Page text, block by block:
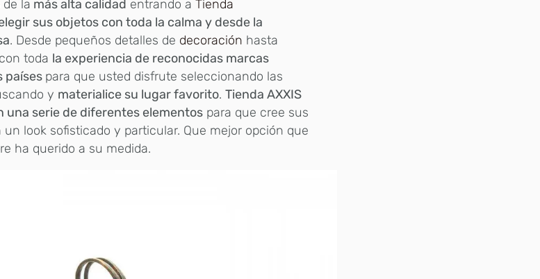
de la más alta calidad entrando aTienda
sus objetos con toda la calma y desde la
. Desde pequeños detalles de decoración hasta
toda la experiencia de reconocidas marcas
países para que usted disfrute seleccionando las
y materialice su lugar favorito.Tienda AXXIS
una serie de diferentes elementos para que cree sus
look sofisticado y particular. Que mejor opción que
ha querido a su medida.